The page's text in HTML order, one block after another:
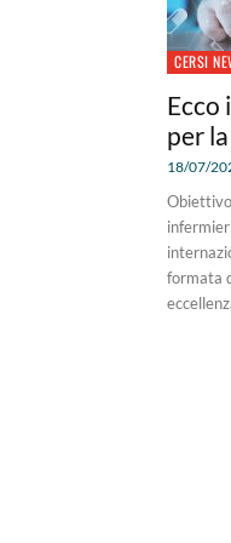
CERSI
Ecco
per
18/07/
formata